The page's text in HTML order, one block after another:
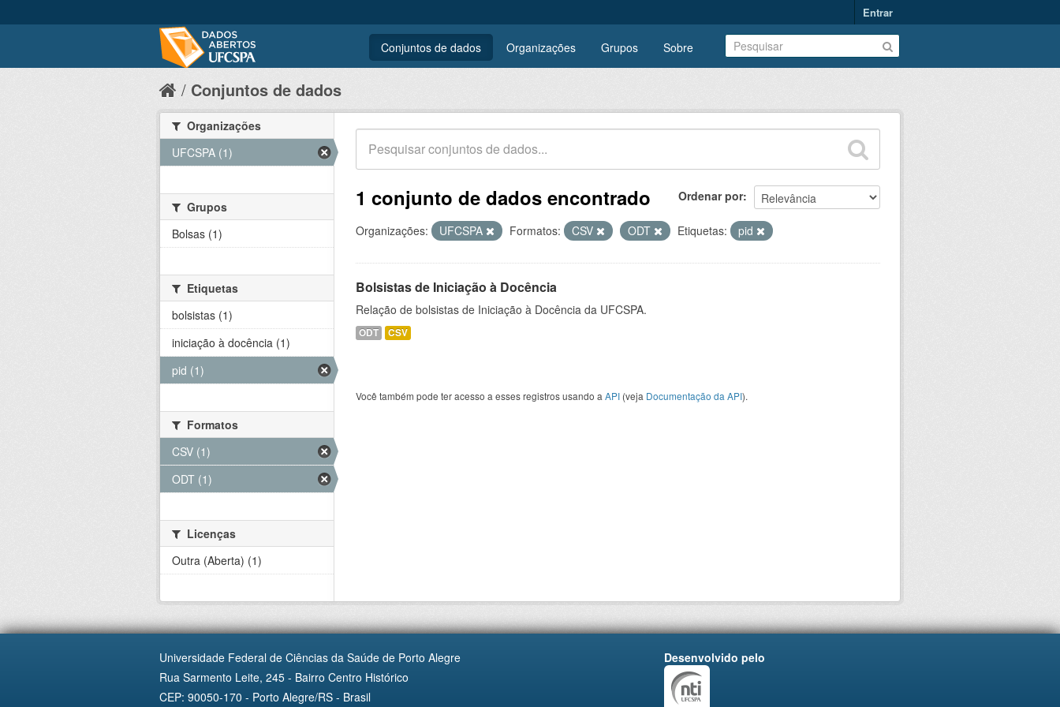
Entrar
Conjuntos de dados Organizações Grupos Sobre
Conjuntos de dados
Ordenar por
1 conjunto de dados encontrado
Organizações: UFCSPA Formatos: CSV ODT Etiquetas: pid
Bolsistas de Iniciação à Docência
Relação de bolsistas de Iniciação à Docência da UFCSPA.
ODT CSV
Você também pode ter acesso a esses registros usando a API (veja Documentação da API).
Organizações
UFCSPA (1)
Grupos
Bolsas (1)
Etiquetas
bolsistas (1)
iniciação à docência (1)
pid (1)
Formatos
CSV (1)
ODT (1)
Licenças
Outra (Aberta) (1)
Universidade Federal de Ciências da Saúde de Porto Alegre
Rua Sarmento Leite, 245 - Bairro Centro Histórico
CEP: 90050-170 - Porto Alegre/RS - Brasil
Desenvolvido pelo